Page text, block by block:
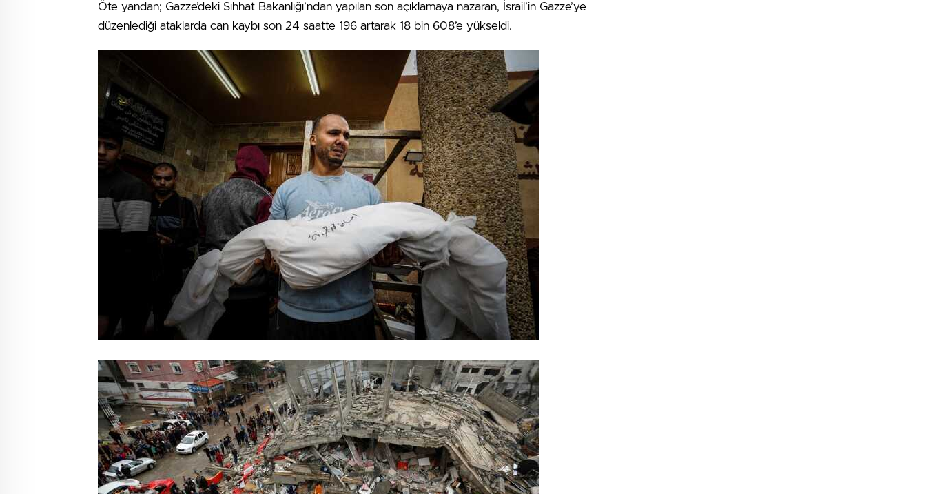
Öte yandan; Gazze’deki Sıhhat Bakanlığı’ndan yapılan son açıklamaya nazaran, İsrail’in Gazze’ye
düzenlediği ataklarda can kaybı son 24 saatte 196 artarak 18 bin 608’e yükseldi.